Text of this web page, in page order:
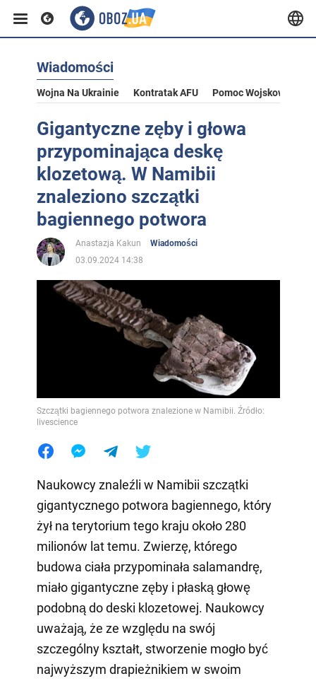
Wiadomości
Wojna Na Ukrainie Kontratak AFU Pomoc Wojskowa Dla
Gigantyczne zęby i głowa
przypominająca deskę
klozetową. W Namibii
znaleziono szczątki
bagiennego potwora
Anastazja Kakun
Wiadomości
03.09.2024 14:38
Szczątki bagiennego potwora znalezione w Namibii. Źródło:
livescience
Naukowcy znaleźli w Namibii szczątki
gigantycznego potwora bagiennego, który
żył na terytorium tego kraju około 280
milionów lat temu. Zwierzę, którego
budowa ciała przypominała salamandrę,
miało gigantyczne zęby i płaską głowę
podobną do deski klozetowej. Naukowcy
uważają, że ze względu na swój
szczególny kształt, stworzenie mogło być
najwyższym drapieżnikiem w swoim